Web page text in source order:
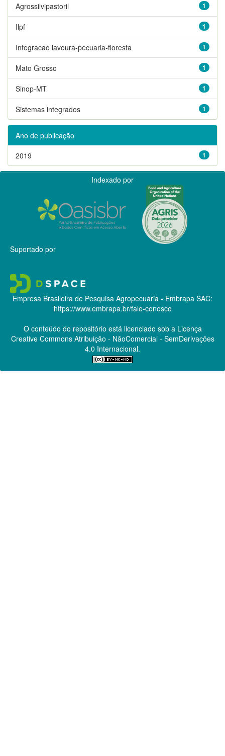
1
Agrossilvipastoril
1
Ilpf
1
Integracao lavoura-pecuaria-floresta
1
Mato Grosso
1
Sinop-MT
1
Sistemas integrados
Ano de publicação
1
2019
Indexado por
Suportado por
Empresa Brasileira de Pesquisa Agropecuária - Embrapa SAC:
https://www.embrapa.br/fale-conosco
O conteúdo do repositório está licenciado sob a Licença
Creative CommonsAtribuição - NãoComercial - SemDerivações
4.0 Internacional.